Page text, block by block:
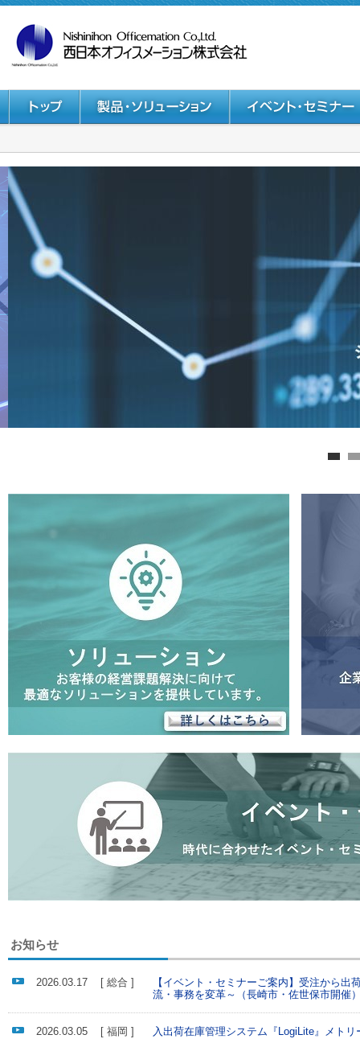
お知らせ
2026.03.17 [ 総合 ]
【イベント・セミナーご案内】受注から
流・事務を変革～（長崎市・佐世保市開催
2026.03.05 [ 福岡 ] 入出荷在庫管理システム『LogiLite』メト